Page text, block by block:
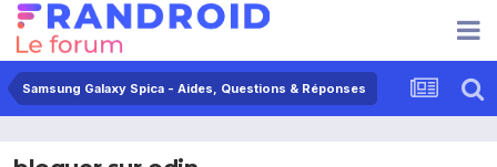
Samsung Galaxy Spica - Aides, Questions & Réponses